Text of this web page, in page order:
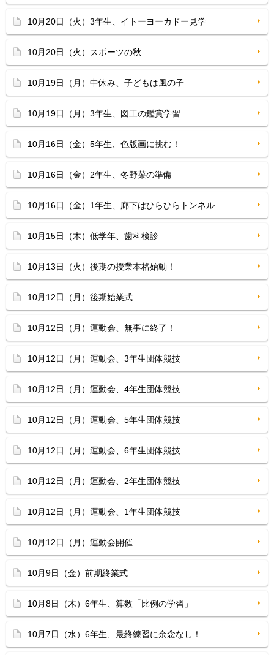
10月20日（火）3年生、イトーヨーカドー見学
10月20日（火）スポーツの秋
10月19日（月）中休み、子どもは風の子
10月19日（月）3年生、図工の鑑賞学習
10月16日（金）5年生、色版画に挑む！
10月16日（金）2年生、冬野菜の準備
10月16日（金）1年生、廊下はひらひらトンネル
10月15日（木）低学年、歯科検診
10月13日（火）後期の授業本格始動！
10月12日（月）後期始業式
10月12日（月）運動会、無事に終了！
10月12日（月）運動会、3年生団体競技
10月12日（月）運動会、4年生団体競技
10月12日（月）運動会、5年生団体競技
10月12日（月）運動会、6年生団体競技
10月12日（月）運動会、2年生団体競技
10月12日（月）運動会、1年生団体競技
10月12日（月）運動会開催
10月9日（金）前期終業式
10月8日（木）6年生、算数「比例の学習」
10月7日（水）6年生、最終練習に余念なし！